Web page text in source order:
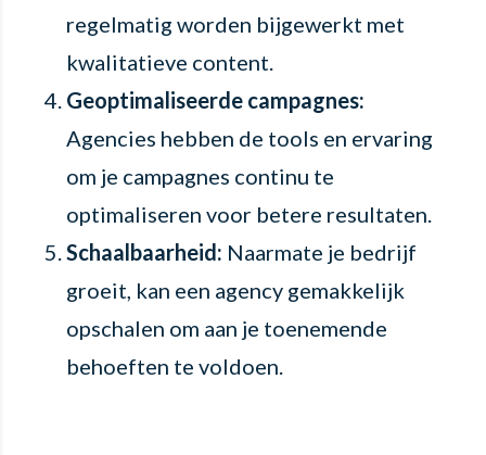
regelmatig worden bijgewerkt met
kwalitatieve content.
Geoptimaliseerde campagnes:
Agencies hebben de tools en ervaring
om je campagnes continu te
optimaliseren voor betere resultaten.
Schaalbaarheid: Naarmate je bedrijf
groeit, kan een agency gemakkelijk
opschalen om aan je toenemende
behoeften te voldoen.